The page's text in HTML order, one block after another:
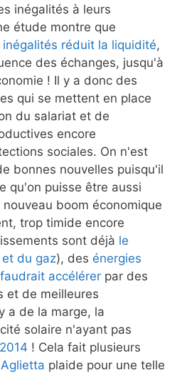
inégalités à leurs
étude montre que
réduit la liquidité,
des échanges, jusqu'à
! Il y a donc des
qui se mettent en place
du salariat et de
encore
sociales. On n'est
bonnes nouvelles puisqu'il
qu'on puisse être aussi
boom économique
trop timide encore
sont déjà le
du gaz), des énergies
accélérer par des
et de meilleures
a de la marge, la
solaire n'ayant pas
! Cela fait plusieurs
plaide pour une telle